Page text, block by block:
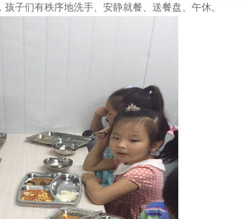
们有秩序地洗手、安静就餐、送餐盘、午休。